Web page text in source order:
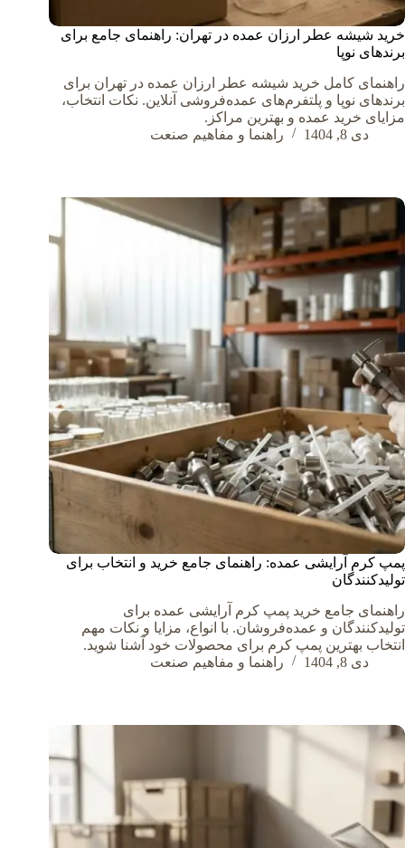
خرید شیشه عطر ارزان عمده در تهران: راهنمای جامع برای
برندهای نوپا
راهنمای کامل خرید شیشه عطر ارزان عمده در تهران برای
برندهای نوپا و پلتفرم‌های عمده‌فروشی آنلاین. نکات انتخاب،
مزایای خرید عمده و بهترین مراکز.
دی 8, 1404
راهنما و مفاهیم صنعت
پمپ کرم آرایشی عمده: راهنمای جامع خرید و انتخاب برای
تولیدکنندگان
راهنمای جامع خرید پمپ کرم آرایشی عمده برای
تولیدکنندگان و عمده‌فروشان. با انواع، مزایا و نکات مهم
انتخاب بهترین پمپ کرم برای محصولات خود آشنا شوید.
دی 8, 1404
راهنما و مفاهیم صنعت